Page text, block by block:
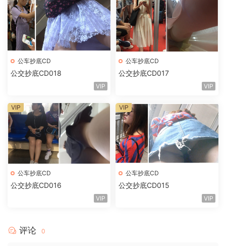
公车抄底CD
公交抄底CD018
VIP
公车抄底CD
公交抄底CD017
VIP
公车抄底CD
公交抄底CD016
VIP
VIP
公车抄底CD
公交抄底CD015
VIP
VIP
评论 0